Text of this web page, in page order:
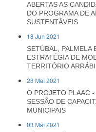
ABERTAS AS
DO PROGRAMA DE
SUSTENTÁVEIS
18 Jun 2021
SETÚBAL, PALMELA
ESTRATÉGIA DE
TERRITÓRIO
28 Mai 2021
O PROJETO PLAAC
SESSÃO DE
MUNICIPAIS
03 Mai 2021